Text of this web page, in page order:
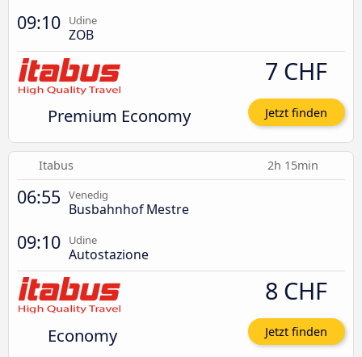
09:10 Udine
ZOB
Premium Economy
7 CHF
Jetzt finden
Itabus 2h 15min
06:55 Venedig
Busbahnhof Mestre
09:10 Udine
Autostazione
Economy
8 CHF
Jetzt finden